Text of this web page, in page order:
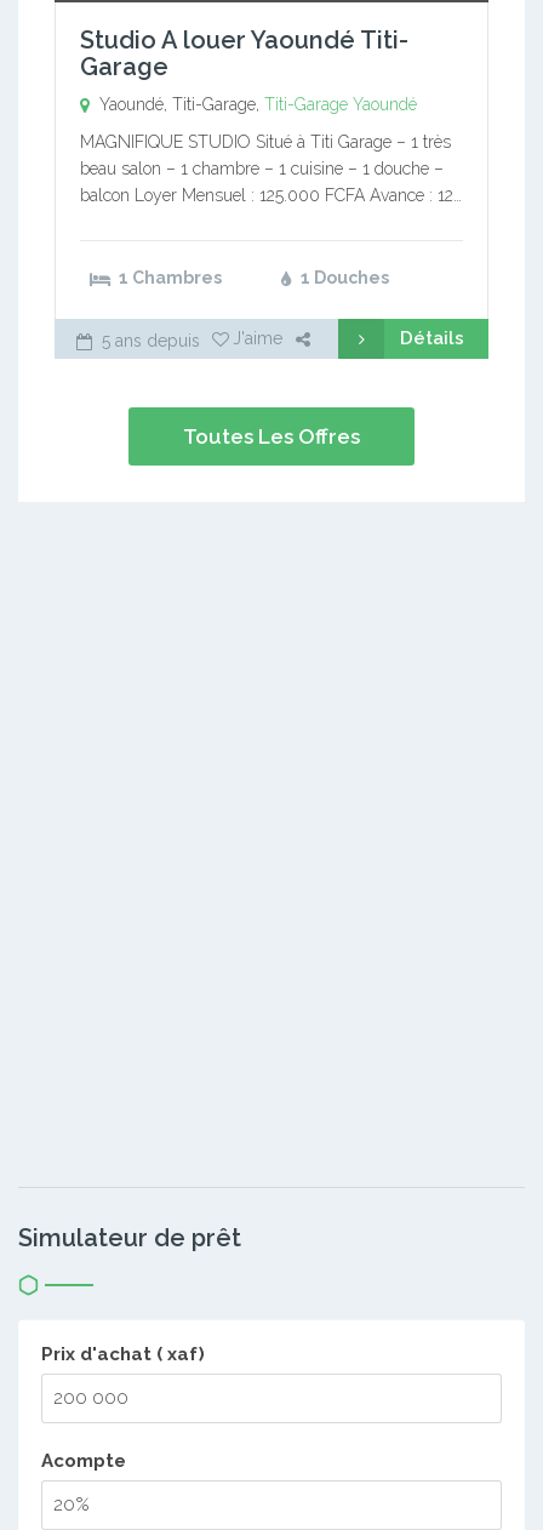
Studio A louer Yaoundé Titi-
Garage
Yaoundé, Titi-Garage, Titi-Garage Yaoundé
MAGNIFIQUE STUDIO Situé à Titi Garage – 1 très
beau salon – 1 chambre – 1 cuisine – 1 douche –
balcon Loyer Mensuel : 125.000 FCFA Avance : 12…
1 Chambres 1 Douches
5 ans depuis J'aime Détails
Toutes Les Offres
Simulateur de prêt
Prix d'achat ( xaf)
Acompte